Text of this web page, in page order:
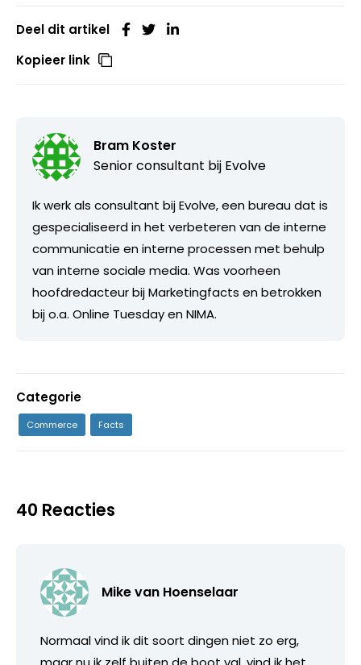
Deel dit artikel
Kopieer link
Bram Koster
Senior consultant bij Evolve
Ik werk als consultant bij Evolve, een bureau dat is
gespecialiseerd in het verbeteren van de interne
communicatie en interne processen met behulp
van interne sociale media. Was voorheen
hoofdredacteur bij Marketingfacts en betrokken
bij o.a. Online Tuesday en NIMA.
Categorie
Commerce Facts
40 Reacties
Mike van Hoenselaar
Normaal vind ik dit soort dingen niet zo erg,